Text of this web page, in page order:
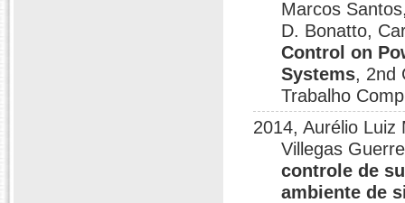
Marcos
D. Bonatto,
Control on
Systems, 2nd
Trabalho
2014, Aurélio Luiz
Villegas
controle de
ambiente de